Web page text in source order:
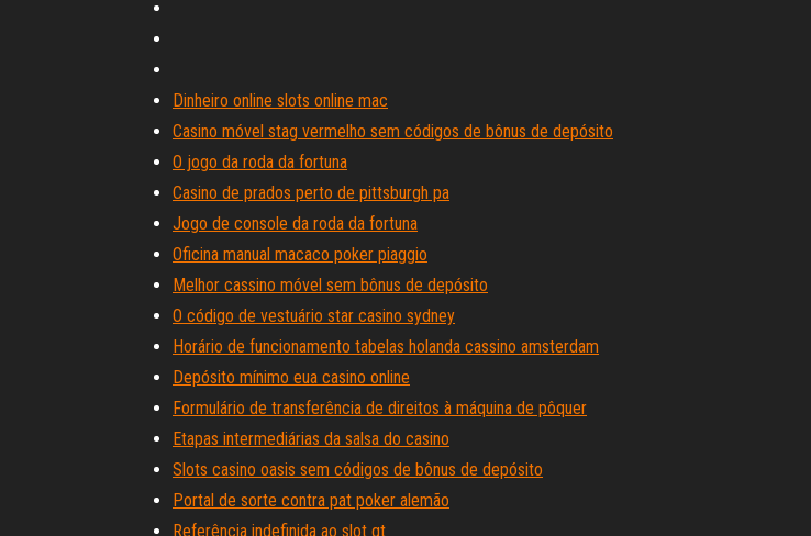
Dinheiro online slots online mac
Casino móvel stag vermelho sem códigos de bônus de depósito
O jogo da roda da fortuna
Casino de prados perto de pittsburgh pa
Jogo de console da roda da fortuna
Oficina manual macaco poker piaggio
Melhor cassino móvel sem bônus de depósito
O código de vestuário star casino sydney
Horário de funcionamento tabelas holanda cassino amsterdam
Depósito mínimo eua casino online
Formulário de transferência de direitos à máquina de pôquer
Etapas intermediárias da salsa do casino
Slots casino oasis sem códigos de bônus de depósito
Portal de sorte contra pat poker alemão
Referência indefinida ao slot qt